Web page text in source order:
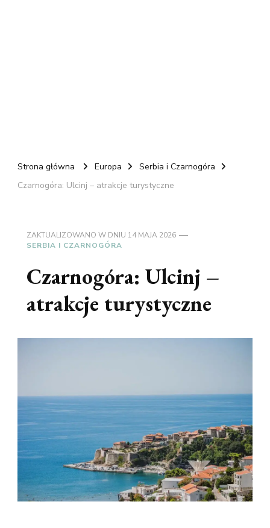
Strona główna Europa
Serbia i Czarnogóra
Czarnogóra: Ulcinj – atrakcje turystyczne
ZAKTUALIZOWANO W DNIU 14 MAJA 2026
SERBIA I CZARNOGÓRA
Czarnogóra: Ulcinj –
atrakcje turystyczne